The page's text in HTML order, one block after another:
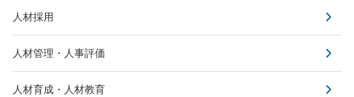
人材採用
人材管理・人事評価
人材育成・人材教育